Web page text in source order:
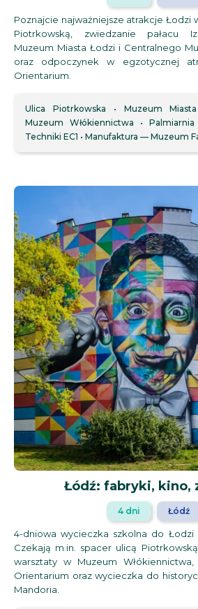
Poznajcie najważniejsze atrakcje Łodzi
Piotrkowską, zwiedzanie pałacu
Muzeum Miasta Łodzi i Centralnego
oraz odpoczynek w egzotycznej
Orientarium.
Ulica Piotrkowska Muzeum
Muzeum Włókiennictwa
Palmiarnia
Techniki EC1
Manufaktura — Muzeum
Łódź: fabryki, kino,
4 dni Łódź
4-dniowa wycieczka szkolna do
Czekają m.in. spacer ulicą
warsztaty w Muzeum
Orientarium oraz wycieczka do
Mandoria.